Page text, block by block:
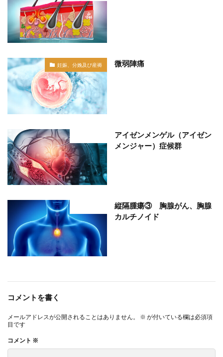
妊娠、分娩及び産褥 微弱陣痛
アイゼンメンゲル（アイゼン
メンジャー）症候群
縦隔腫瘍③ 胸腺がん、胸腺
カルチノイド
コメントを書く
メールアドレスが公開されることはありません。 ※ が付いている欄は必須項
目です
コメント ※